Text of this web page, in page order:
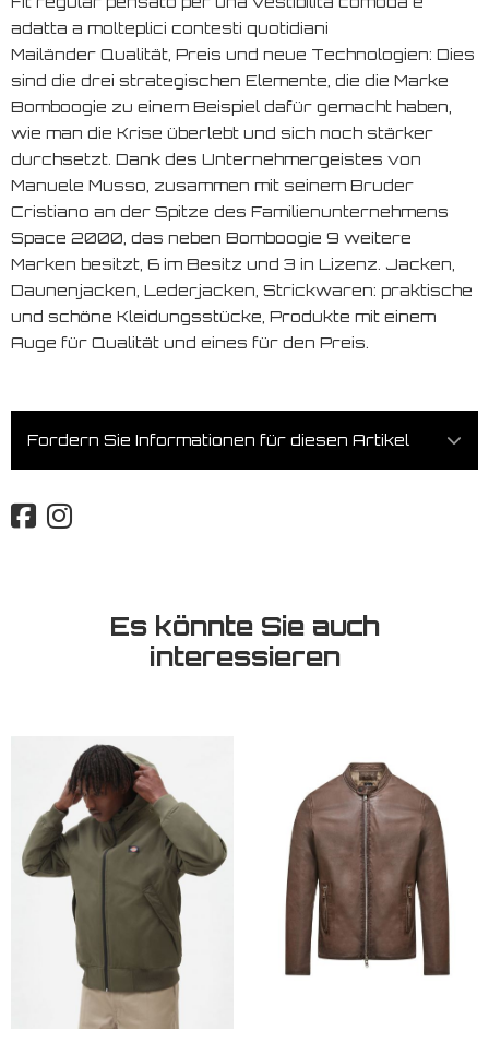
adatta a molteplici contesti quotidiani
Mailänder Qualität, Preis und neue Technologien: Dies
sind die drei strategischen Elemente, die die Marke
Bomboogie zu einem Beispiel dafür gemacht haben,
wie man die Krise überlebt und sich noch stärker
durchsetzt. Dank des Unternehmergeistes von
Manuele Musso, zusammen mit seinem Bruder
Cristiano an der Spitze des Familienunternehmens
Space 2000, das neben Bomboogie 9 weitere
Marken besitzt, 6 im Besitz und 3 in Lizenz. Jacken,
Daunenjacken, Lederjacken, Strickwaren: praktische
und schöne Kleidungsstücke, Produkte mit einem
Auge für Qualität und eines für den Preis.
Fordern Sie Informationen für diesen Artikel
Es könnte Sie auch
interessieren